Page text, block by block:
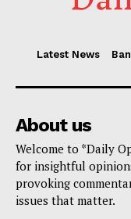
Latest News
About us
Welcome to *Daily
for insightful
provoking
issues that matter.